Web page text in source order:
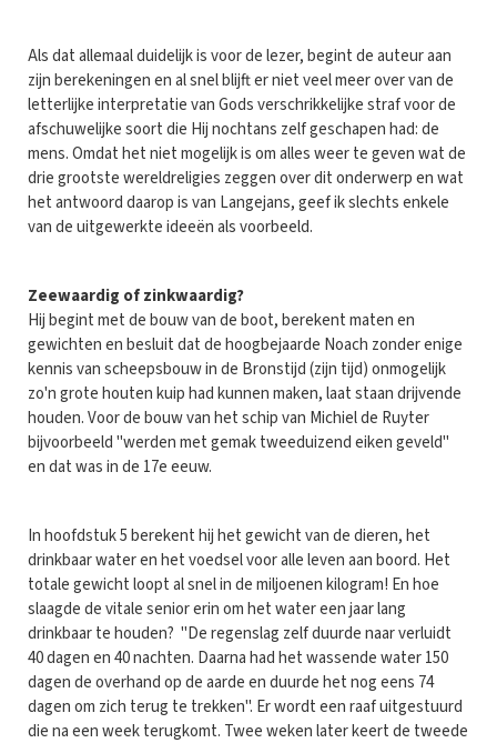
Als dat allemaal duidelijk is voor de lezer, begint de auteur aan
zijn berekeningen en al snel blijft er niet veel meer over van de
letterlijke interpretatie van Gods verschrikkelijke straf voor de
afschuwelijke soort die Hij nochtans zelf geschapen had: de
mens. Omdat het niet mogelijk is om alles weer te geven wat de
drie grootste wereldreligies zeggen over dit onderwerp en wat
het antwoord daarop is van Langejans, geef ik slechts enkele
van de uitgewerkte ideeën als voorbeeld.
Zeewaardig of zinkwaardig?
Hij begint met de bouw van de boot, berekent maten en
gewichten en besluit dat de hoogbejaarde Noach zonder enige
kennis van scheepsbouw in de Bronstijd (zijn tijd) onmogelijk
zo'n grote houten kuip had kunnen maken, laat staan drijvende
houden. Voor de bouw van het schip van Michiel de Ruyter
bijvoorbeeld "werden met gemak tweeduizend eiken geveld"
en dat was in de 17e eeuw.
In hoofdstuk 5 berekent hij het gewicht van de dieren, het
drinkbaar water en het voedsel voor alle leven aan boord. Het
totale gewicht loopt al snel in de miljoenen kilogram! En hoe
slaagde de vitale senior erin om het water een jaar lang
drinkbaar te houden? "De regenslag zelf duurde naar verluidt
40 dagen en 40 nachten. Daarna had het wassende water 150
dagen de overhand op de aarde en duurde het nog eens 74
dagen om zich terug te trekken". Er wordt een raaf uitgestuurd
die na een week terugkomt. Twee weken later keert de tweede